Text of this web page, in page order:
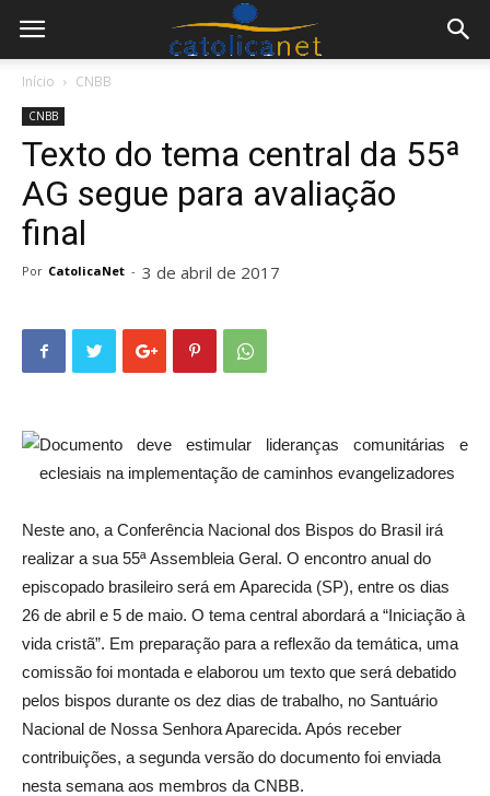
Início CNBB
CNBB
Texto do tema central da 55ª
AG segue para avaliação
final
Por CatolicaNet - 3 de abril de 2017
Documento deve estimular lideranças comunitárias e
eclesiais na implementação de caminhos evangelizadores
Neste ano, a Conferência Nacional dos Bispos do Brasil irá
realizar a sua 55ª Assembleia Geral. O encontro anual do
episcopado brasileiro será em Aparecida (SP), entre os dias
26 de abril e 5 de maio. O tema central abordará a “Iniciação à
vida cristã”. Em preparação para a reflexão da temática, uma
comissão foi montada e elaborou um texto que será debatido
pelos bispos durante os dez dias de trabalho, no Santuário
Nacional de Nossa Senhora Aparecida. Após receber
contribuições, a segunda versão do documento foi enviada
nesta semana aos membros da CNBB.